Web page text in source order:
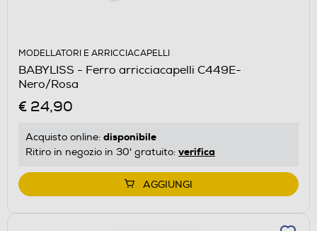
MODELLATORI E ARRICCIACAPELLI
BABYLISS - Ferro arricciacapelli C449E-
Nero/Rosa
€ 24,90
Acquisto online: disponibile
Ritiro in negozio in 30' gratuito: verifica
AGGIUNGI